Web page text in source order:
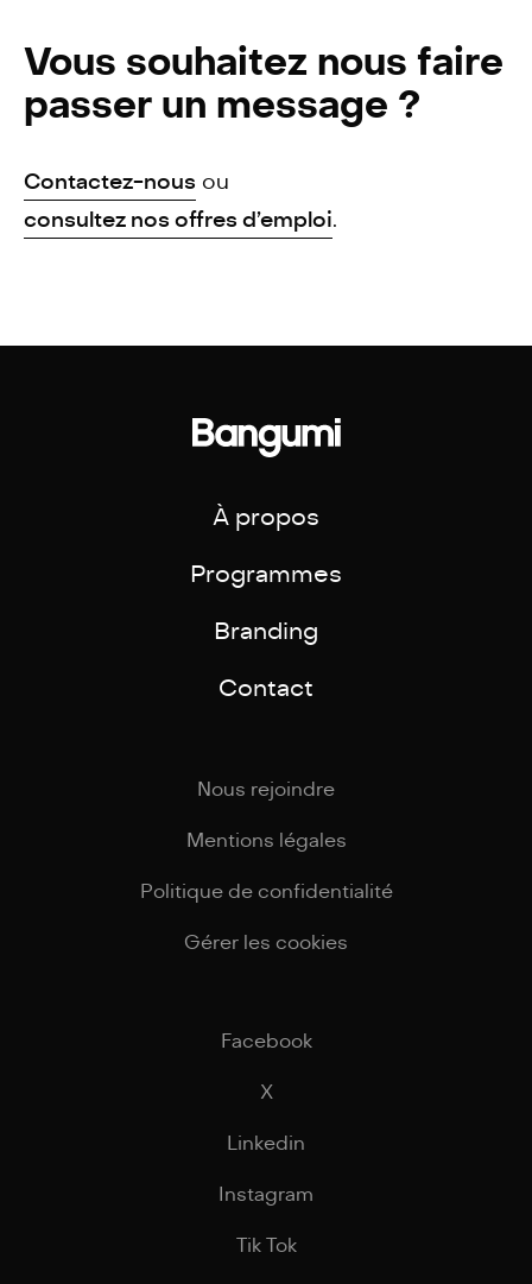
Vous souhaitez nous faire
passer un message ?
Contactez-nous ou
consultez nos offres d’emploi.
À propos
Programmes
Branding
Contact
Nous rejoindre
Mentions légales
Politique de confidentialité
Gérer les cookies
Facebook
X
Linkedin
Instagram
Tik Tok